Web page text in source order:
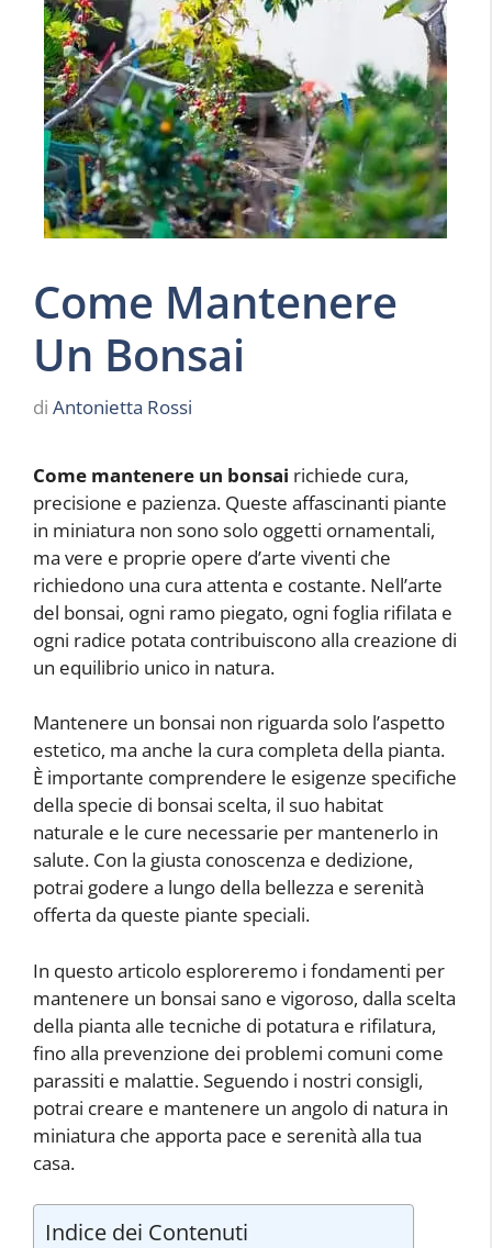
Come Mantenere
Un Bonsai
di Antonietta Rossi
Come mantenere un bonsai richiede cura,
precisione e pazienza. Queste affascinanti piante
in miniatura non sono solo oggetti ornamentali,
ma vere e proprie opere d’arte viventi che
richiedono una cura attenta e costante. Nell’arte
del bonsai, ogni ramo piegato, ogni foglia rifilata e
ogni radice potata contribuiscono alla creazione di
un equilibrio unico in natura.
Mantenere un bonsai non riguarda solo l’aspetto
estetico, ma anche la cura completa della pianta.
È importante comprendere le esigenze specifiche
della specie di bonsai scelta, il suo habitat
naturale e le cure necessarie per mantenerlo in
salute. Con la giusta conoscenza e dedizione,
potrai godere a lungo della bellezza e serenità
offerta da queste piante speciali.
In questo articolo esploreremo i fondamenti per
mantenere un bonsai sano e vigoroso, dalla scelta
della pianta alle tecniche di potatura e rifilatura,
fino alla prevenzione dei problemi comuni come
parassiti e malattie. Seguendo i nostri consigli,
potrai creare e mantenere un angolo di natura in
miniatura che apporta pace e serenità alla tua
casa.
Indice dei Contenuti